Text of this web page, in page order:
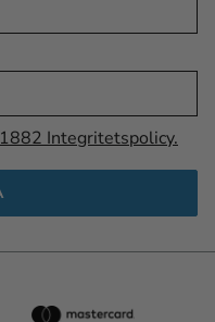
Integritetspolicy.